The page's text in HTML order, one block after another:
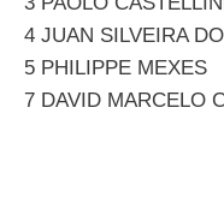
4 JUAN SILVEIRA
5 PHILIPPE MEXES
7 DAVID MARCELO